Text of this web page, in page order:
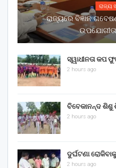
ରାଜ୍ୟ
ରାଜ୍ୟରେ ବିଜ୍ଞାନ
ସ୍ୱାଧୀନତା କପ
2 hours ago
ବିବେକାନନ୍ଦ ଶିଶୁ
2 hours ago
ଦୁର୍ଘଟଣା
2 hours ago